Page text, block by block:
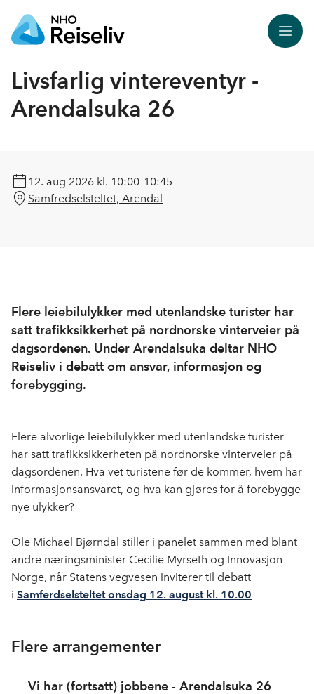
Meny
Livsfarlig vintereventyr -
Arendalsuka 26
12. aug 2026 kl. 10:00–10:45
Samfredselsteltet, Arendal
Flere leiebilulykker med utenlandske turister har
satt trafikksikkerhet på nordnorske vinterveier på
dagsordenen. Under Arendalsuka deltar NHO
Reiseliv i debatt om ansvar, informasjon og
forebygging.
Flere alvorlige leiebilulykker med utenlandske turister
har satt trafikksikkerheten på nordnorske vinterveier på
dagsordenen. Hva vet turistene før de kommer, hvem har
informasjonsansvaret, og hva kan gjøres for å forebygge
nye ulykker?
Ole Michael Bjørndal stiller i panelet sammen med blant
andre næringsminister Cecilie Myrseth og Innovasjon
Norge, når Statens vegvesen inviterer til debatt
i Samferdselsteltet onsdag 12. august kl. 10.00
Flere arrangementer
Vi har (fortsatt) jobbene - Arendalsuka 26